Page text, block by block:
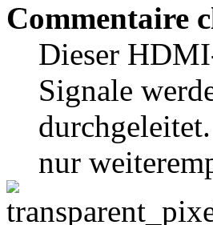
Commentaire
Dieser
Signale
nur